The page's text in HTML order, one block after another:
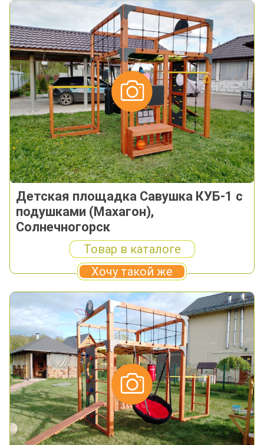
Детская площадка Савушка КУБ-1 с
подушками (Махагон),
Солнечногорск
Товар в каталоге
Хочу такой же